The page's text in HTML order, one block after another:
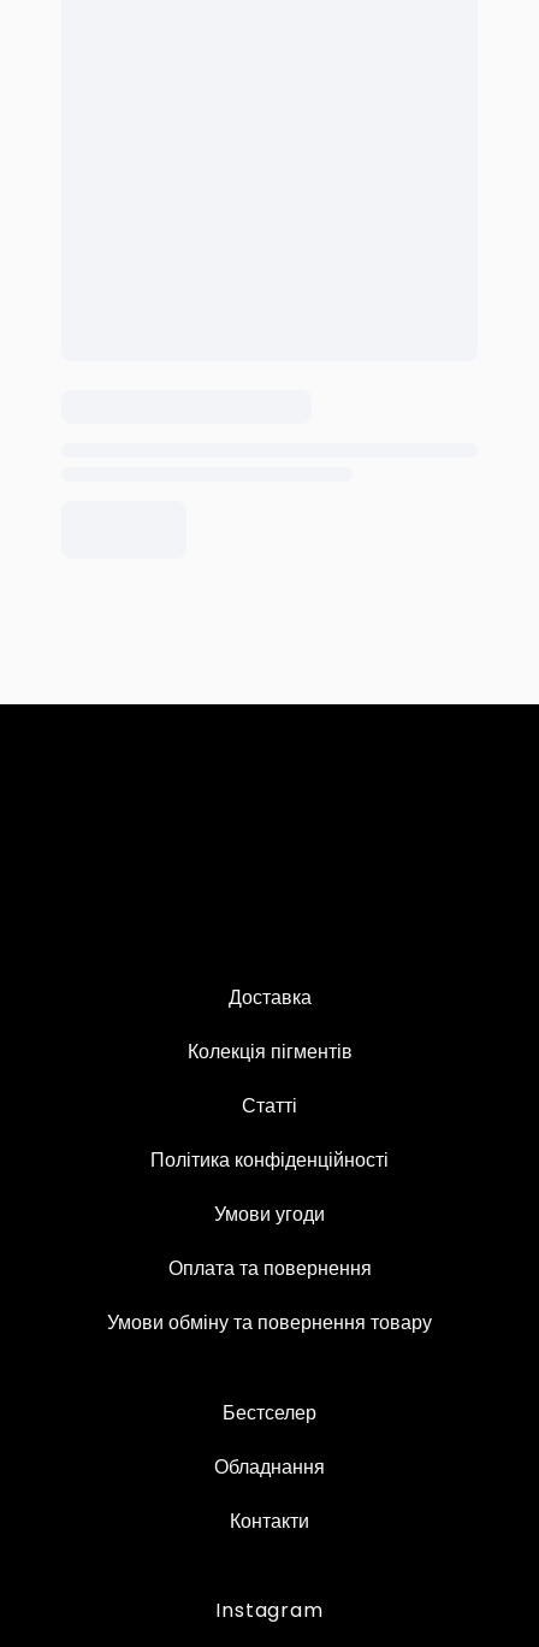
Доставка
Колекція пігментів
Статті
Політика конфіденційності
Умови угоди
Оплата та повернення
Умови обміну та повернення товару
Бестселер
Обладнання
Контакти
Instagram